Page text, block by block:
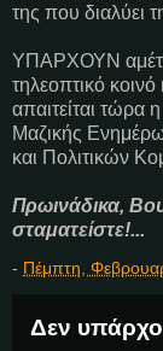
της που διαλύει
ΥΠΑΡΧΟΥΝ
τηλεοπτικό
απαιτείται
Μαζικής
και Πολιτικών
Πρωινάδικα,
σταματείστε!...
- Πέμπτη,
Δεν